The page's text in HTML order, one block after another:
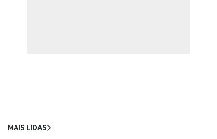
MAIS LIDAS